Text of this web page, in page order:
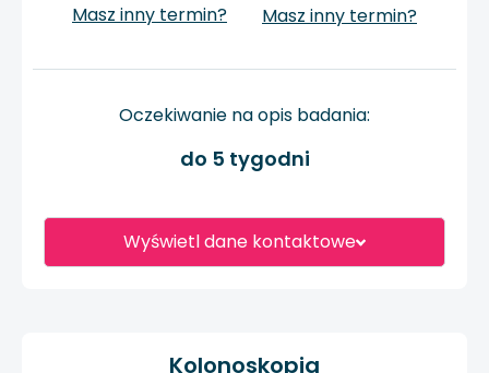
Wyświetl dane kontaktowe
Masz inny termin?
Masz inny termin?
Oczekiwanie na opis badania:
do 5 tygodni
Kolonoskopia